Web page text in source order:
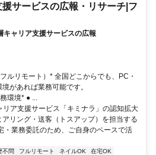
サービスの広報・リサーチ|フ
ャリア支援サービスの広報
ルリモート）* 全国どこからでも、PC・
があれば業務可能です。
業務環境* ● ...
リア支援サービス「キミナラ」の認知拡大
リング・送客（トスアップ）を担当する
・業務委託のため、ご自身のペースで活
不問 フルリモート ネイルOK
在宅OK